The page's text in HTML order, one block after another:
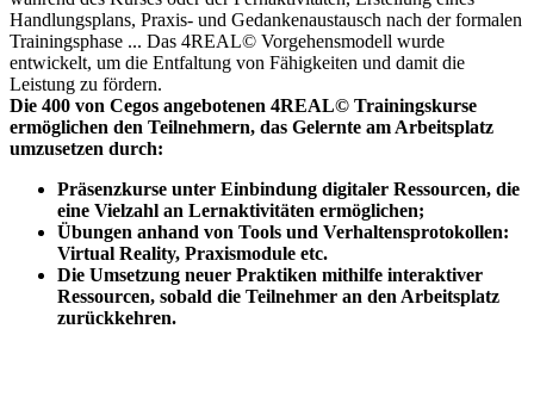
Handlungsplans, Praxis- und Gedankenaustausch nach der formalen
Trainingsphase ... Das 4REAL© Vorgehensmodell wurde
entwickelt, um die Entfaltung von Fähigkeiten und damit die
Leistung zu fördern.
Die 400 von Cegos angebotenen 4REAL© Trainingskurse
ermöglichen den Teilnehmern, das Gelernte am Arbeitsplatz
umzusetzen durch:
Präsenzkurse unter Einbindung digitaler Ressourcen, die
eine Vielzahl an Lernaktivitäten ermöglichen;
Übungen anhand von Tools und Verhaltensprotokollen:
Virtual Reality, Praxismodule etc.
Die Umsetzung neuer Praktiken mithilfe interaktiver
Ressourcen, sobald die Teilnehmer an den Arbeitsplatz
zurückkehren.